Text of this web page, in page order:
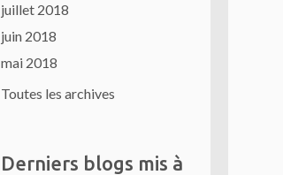
juillet 2018
juin 2018
mai 2018
Toutes les archives
Derniers blogs mis à